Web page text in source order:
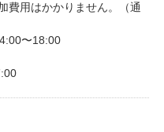
費用はかかりません。（通
〜18:00